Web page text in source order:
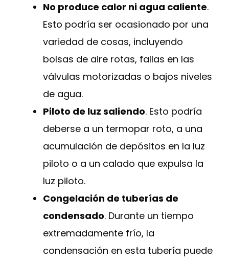
No produce calor ni agua caliente.
Esto podría ser ocasionado por una
variedad de cosas, incluyendo
bolsas de aire rotas, fallas en las
válvulas motorizadas o bajos niveles
de agua.
Piloto de luz saliendo. Esto podría
deberse a un termopar roto, a una
acumulación de depósitos en la luz
piloto o a un calado que expulsa la
luz piloto.
Congelación de tuberías de
condensado. Durante un tiempo
extremadamente frío, la
condensación en esta tubería puede